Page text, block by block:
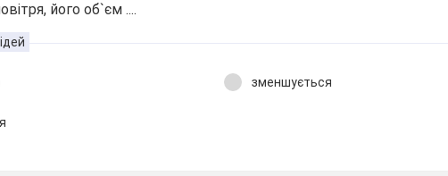
його об`єм ....
зменшується